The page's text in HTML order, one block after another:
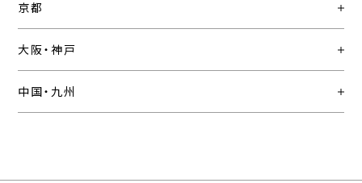
京都
大阪・神戸
中国・九州